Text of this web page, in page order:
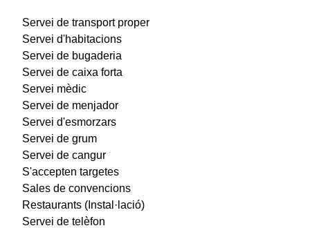
Servei de transport proper
Servei d'habitacions
Servei de bugaderia
Servei de caixa forta
Servei mèdic
Servei de menjador
Servei d'esmorzars
Servei de grum
Servei de cangur
S'accepten targetes
Sales de convencions
Restaurants (Instal·lació)
Servei de telèfon